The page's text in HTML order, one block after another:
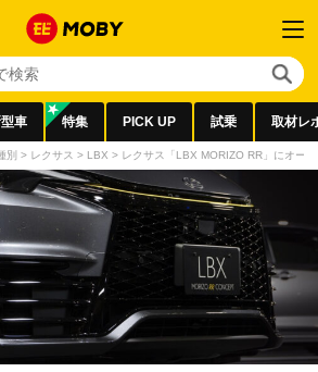
車 特集 PICK UP 試乗 取材レ
別 > レクサス > LBX > レクサス「LBX MORIZO RR」にオー